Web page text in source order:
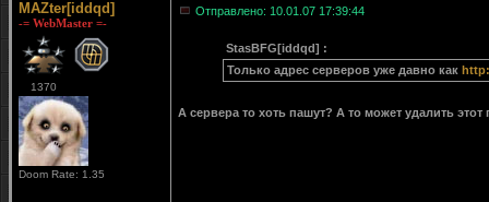
MAZter[iddqd]
-= WebMaster =-
1370
Doom Rate: 1.35
Отправлено: 10.01.07 17:39:44
StasBFG[iddqd] :
Только адрес серверов уже давно как
А сервера то хоть пашут? А то может удалить